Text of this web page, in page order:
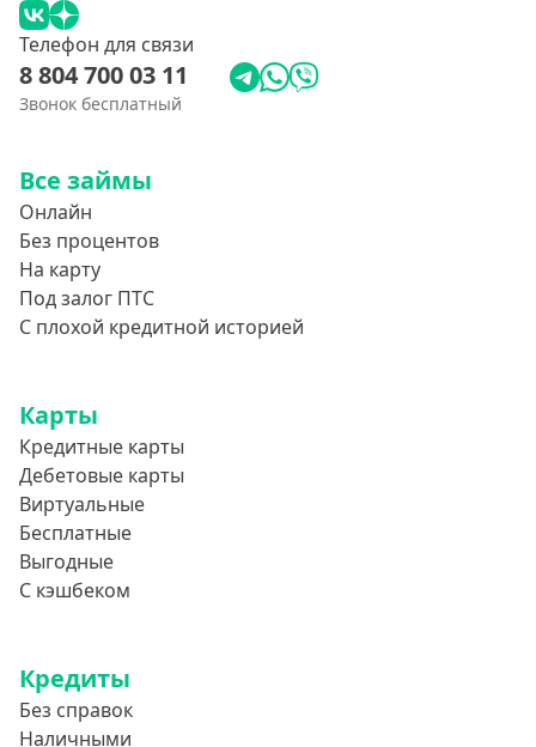
Телефон для связи
8 804 700 03 11
Звонок бесплатный
Все займы
Онлайн
Без процентов
На карту
Под залог ПТС
С плохой кредитной историей
Карты
Кредитные карты
Дебетовые карты
Виртуальные
Бесплатные
Выгодные
С кэшбеком
Кредиты
Без справок
Наличными